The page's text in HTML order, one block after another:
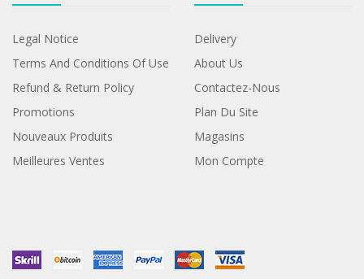
Legal Notice
Terms And Conditions Of Use
Refund & Return Policy
Promotions
Nouveaux Produits
Meilleures Ventes
Delivery
About Us
Contactez-Nous
Plan Du Site
Magasins
Mon Compte